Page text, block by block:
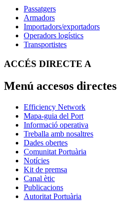
Passatgers
Armadors
Importadors/exportadors
Operadors logístics
Transportistes
ACCÉS DIRECTE A
Menú accesos directes
Efficiency Network
Mapa-guia del Port
Informació operativa
Treballa amb nosaltres
Dades obertes
Comunitat Portuària
Notícies
Kit de premsa
Canal ètic
Publicacions
Autoritat Portuària